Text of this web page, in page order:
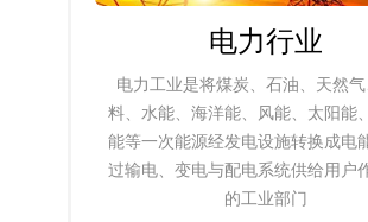
电力行业
电力工业是将煤炭、石油、天然
料、水能、海洋能、风能、太阳能
能等一次能源经发电设施转换成电
过输电、变电与配电系统供给用户
的工业部门